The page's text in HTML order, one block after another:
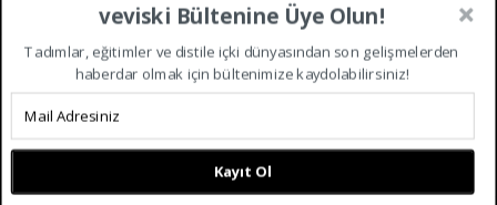
Sitemizdeki deneyiminizi geliştirmek için çerezleri
kullanımımızı kabul etmiş olursunuz.
KABUL ET
Türkiye Cumhuriyeti kanunları gereği içerikleri
görüntülemek için 18 yaşından büyük olmanız
gerekmektedir.Giriş yapmak için lütfen yaşınızı
18 YAŞ VE ÜZERI 18 YAŞ ALTI
veviski Bültenine Üye Olun!
Tadımlar, eğitimler ve distile içki dünyasından son gelişmelerden
haberdar olmak için bültenimize kaydolabilirsiniz!
Kayıt Ol